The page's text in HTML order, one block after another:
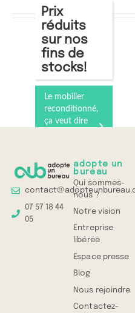
Prix
réduits
sur nos
fins de
stocks!
Le mobilier
reconditionné,
ça veut dire
07 57 18 44
05
adopte un
bureau
Qui sommes-
nous ?
Notre vision
Entreprise
libérée
Espace presse
Blog
Nous rejoindre
Contactez-